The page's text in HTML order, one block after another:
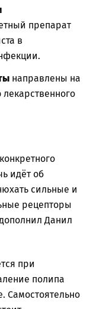
препарат
в
направлены на
идёт об
сильные и
рецепторы
Данил
при
полипа
Самостоятельно